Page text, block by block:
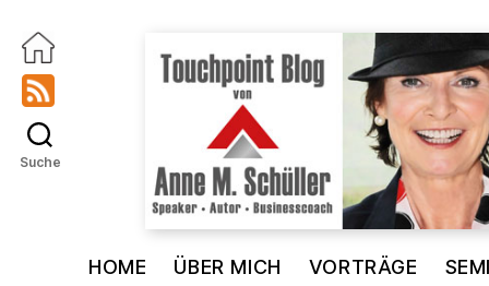
Touchpoint
Blog
HOME ÜBER MICH VORTRÄGE
Suche